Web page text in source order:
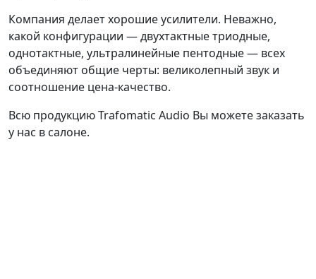
Компания делает хорошие усилители. Неважно,
какой конфигурации — двухтактные триодные,
однотактные, ультралинейные пентодные — всех
объединяют общие черты: великолепный звук и
соотношение цена-качество.
Всю продукцию Trafomatic Audio Вы можете заказать
у нас в салоне.